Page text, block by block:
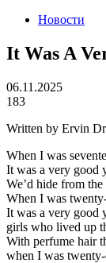
Новости
It Was A
06.11.2025
183
Written by Ervin
When I was
It was a very good
We’d hide from
When I was
It was a very good
girls who lived up
With perfume hair
when I was twenty-